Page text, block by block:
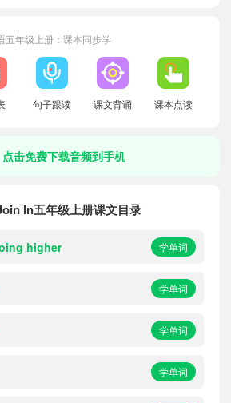
五年级上册：课本同步学
句子跟读 课文背诵 课本点读
点击免费下载音频到手机
In五年级上册课文目录
higher 学单词
学单词
学单词
学单词